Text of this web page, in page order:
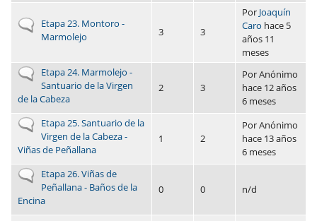
No hay nuevos envíos
Etapa 23. Montoro -
Marmolejo
3 3
Por Joaquín
Caro hace 5
años 11
meses
No hay nuevos envíos
Etapa 24. Marmolejo -
Santuario de la Virgen
de la Cabeza
2 3
PorAnónimo
hace 12 años
6 meses
No hay nuevos envíos
Etapa 25. Santuario de la
Virgen de la Cabeza -
Viñas de Peñallana
1 2
PorAnónimo
hace 13 años
6 meses
No hay nuevos envíos
Etapa 26. Viñas de
Peñallana - Baños de la
Encina
0 0 n/d